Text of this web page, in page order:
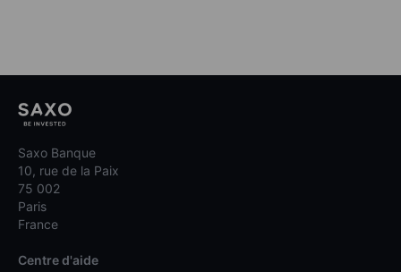
Saxo Banque
10, rue de la Paix
75 002
Paris
France
Centre d'aide